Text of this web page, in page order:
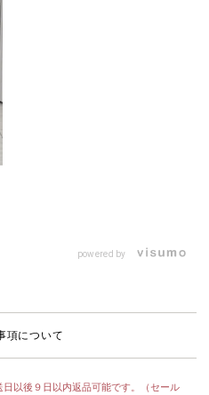
powered by
項について
以後９日以内返品可能です。（セール